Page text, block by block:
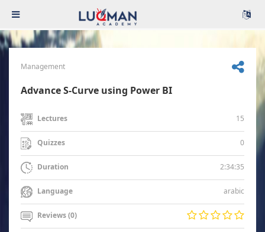
Management
Advance S-Curve using Power BI
Lectures 15
Quizzes 0
Duration 2:34:35
Language arabic
Reviews (0)